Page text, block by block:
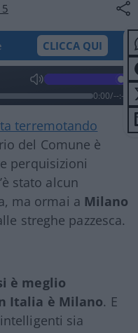
CLICCA QUI
0:00/--:--
terremotando
del Comune è
perquisizioni
stato alcun
ma ormai a Milano
streghe pazzesca.
è meglio
Italia è Milano. E
sia